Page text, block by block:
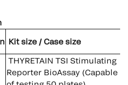
Kit size / Case size
THYRETAIN TSI Stimulating
Reporter BioAssay (Capable